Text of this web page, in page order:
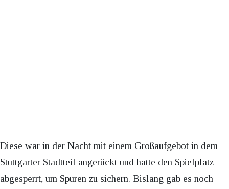
Diese war in der Nacht mit einem Großaufgebot in dem
Stuttgarter Stadtteil angerückt und hatte den Spielplatz
abgesperrt, um Spuren zu sichern. Bislang gab es noch